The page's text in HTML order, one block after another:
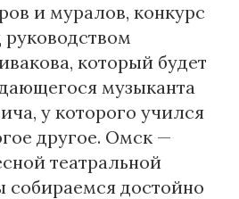
и муралов, конкурс
который будет
музыканта
у которого учился
другое. Омск —
театральной
собираемся достойно